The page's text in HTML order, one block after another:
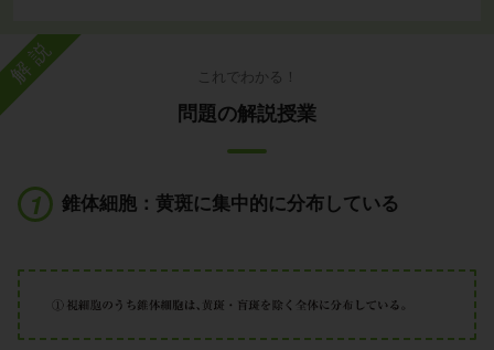
解説 これでわかる！
問題の解説授業
錐体細胞：黄斑に集中的に分布している